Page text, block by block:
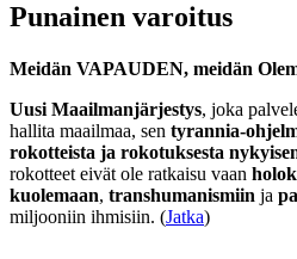
Punainen varoitus
Meidän VAPAUDEN, meidän
Uusi Maailmanjärjestys, joka
hallita maailmaa, sen tyrannia-
rokotteista ja rokotuksesta
rokotteet eivät ole ratkaisu vaan
kuolemaan, transhumanismiin ja
miljooniin ihmisiin. (Jatka)